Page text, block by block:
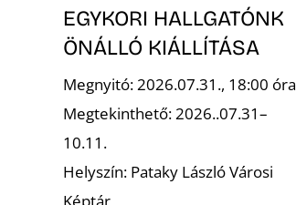
EGYKORI HALLGATÓNK
ÖNÁLLÓ KIÁLLÍTÁSA
Megnyitó: 2026.07.31., 18:00 óra
Megtekinthető: 2026..07.31–
10.11.
Helyszín: Pataky László Városi